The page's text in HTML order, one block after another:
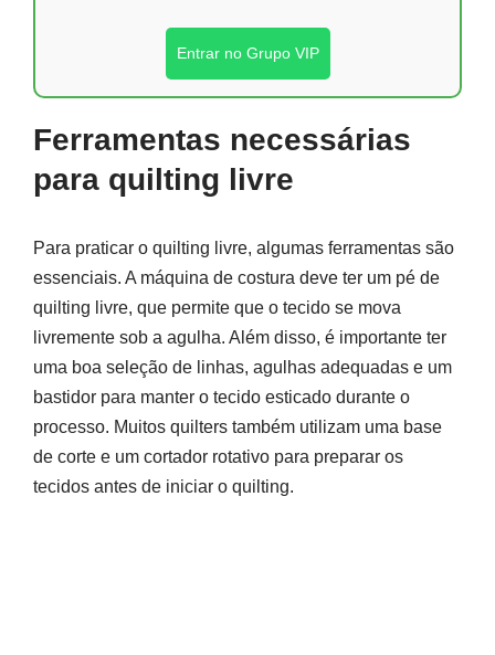
Entrar no Grupo VIP
Ferramentas necessárias
para quilting livre
Para praticar o quilting livre, algumas ferramentas são
essenciais. A máquina de costura deve ter um pé de
quilting livre, que permite que o tecido se mova
livremente sob a agulha. Além disso, é importante ter
uma boa seleção de linhas, agulhas adequadas e um
bastidor para manter o tecido esticado durante o
processo. Muitos quilters também utilizam uma base
de corte e um cortador rotativo para preparar os
tecidos antes de iniciar o quilting.